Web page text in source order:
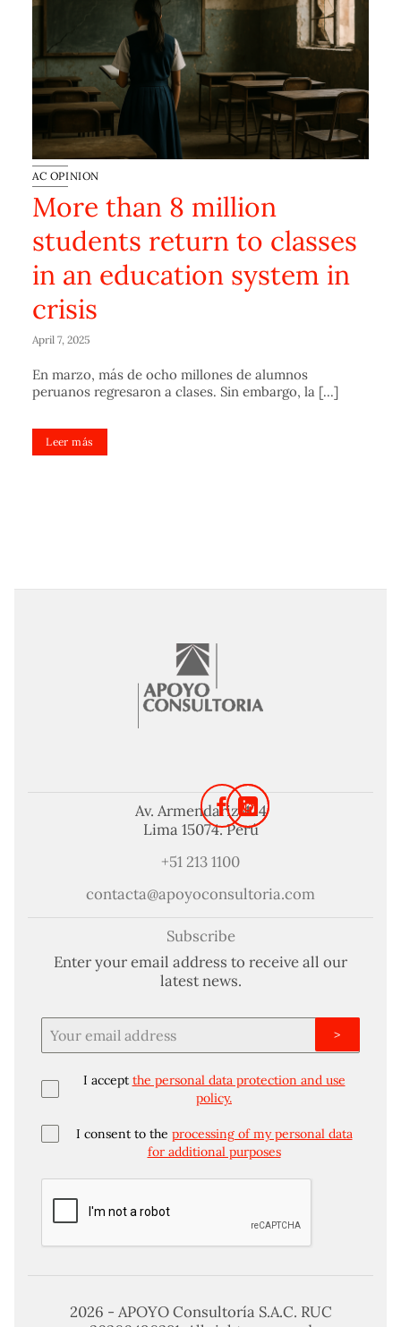
AC OPINION
More than 8 million
students return to classes
in an education system in
crisis
April 7, 2025
En marzo, más de ocho millones de alumnos
peruanos regresaron a clases. Sin embargo, la [...]
Leer más
Av. Armendariz 424
Lima 15074. Perú
+51 213 1100
contacta@apoyoconsultoria.com
Subscribe
Enter your email address to receive all our
latest news.
I accept the personal data protection and use
policy.
I consent to the processing of my personal data
for additional purposes
>
2026 - APOYO Consultoría S.A.C. RUC